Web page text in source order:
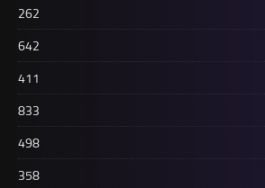
262
642
411
833
498
358